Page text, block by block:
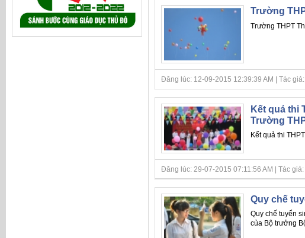
Trường
Trường THPT
Đăng lúc: 12-09-2015 12:39:39 AM | Tác
Kết quả thi
Trường
Kết quả thi
Đăng lúc: 29-07-2015 07:11:56 AM | Tác
Quy chế
Quy chế tuyển
của Bộ trưởng